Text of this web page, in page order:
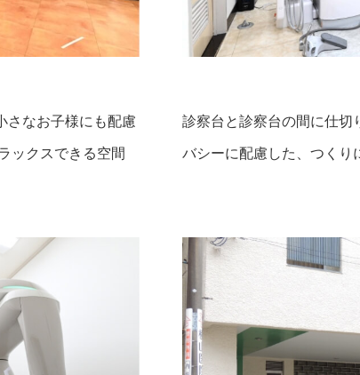
さなお子様にも配慮
ックスできる空間
診察台と診察台の間に仕切
バシーに配慮した、つくり